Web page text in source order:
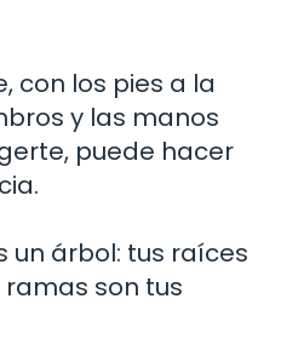
con los pies a la
y las manos
puede hacer
un árbol: tus raíces
ramas son tus